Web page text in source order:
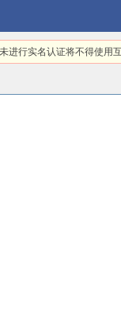
进行实名认证将不得使